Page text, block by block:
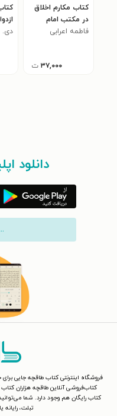
کتاب مکارم اخلاق
در مکتب امام
سجاد (ع)
فاطمه اعرابی
۳۷,۰۰۰ ت
دی.
دانلود
فروشگاه اینترنتی کتاب طاقچه جایی
کتاب‌فروشی آنلاین طاقچه هزاران
کتاب رایگان هم وجود دارد. شما
تبلت،